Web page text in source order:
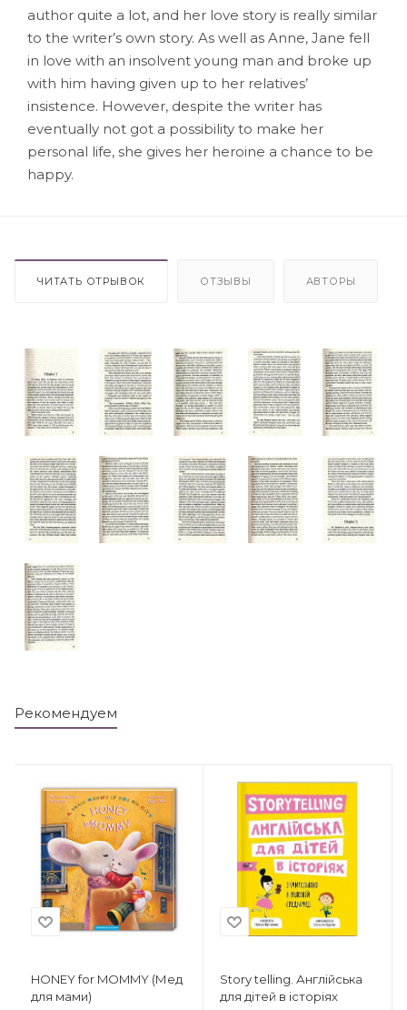
author quite a lot, and her love story is really similar
to the writer’s own story. As well as Anne, Jane fell
in love with an insolvent young man and broke up
with him having given up to her relatives’
insistence. However, despite the writer has
eventually not got a possibility to make her
personal life, she gives her heroine a chance to be
happy.
ЧИТАТЬ ОТРЫВОК ОТЗЫВЫ АВТОРЫ
Рекомендуем
HONEY for MOMMY (Мед
для мами)
Story telling. Англійська
для дітей в історіях